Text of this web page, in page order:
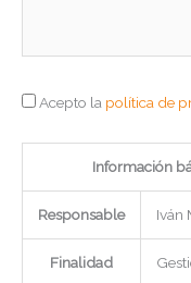
Acepto la política de
Información
Responsable Iván
Finalidad